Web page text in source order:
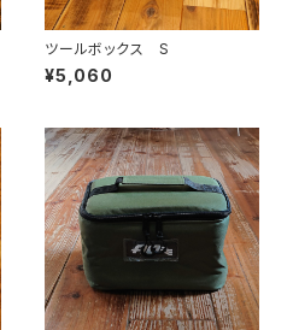
ツールボックス S
¥5,060